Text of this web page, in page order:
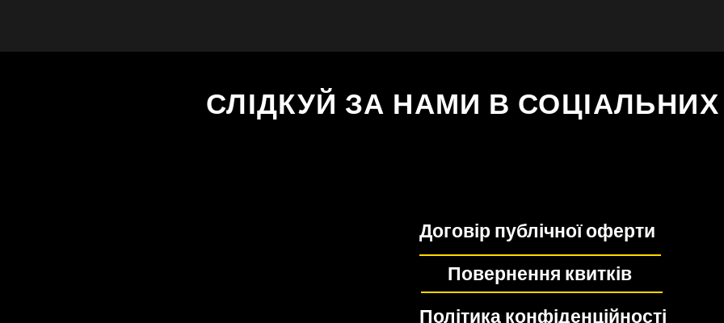
СЛІДКУЙ ЗА НАМИ В
Договір публічної оферти
Повернення квитків
Політика конфіденційності